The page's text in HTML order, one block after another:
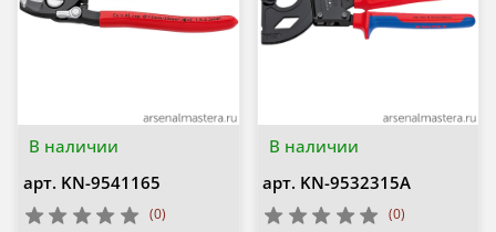
В наличии
арт. KN-9541165
(0)
В наличии
арт. KN-9532315A
(0)